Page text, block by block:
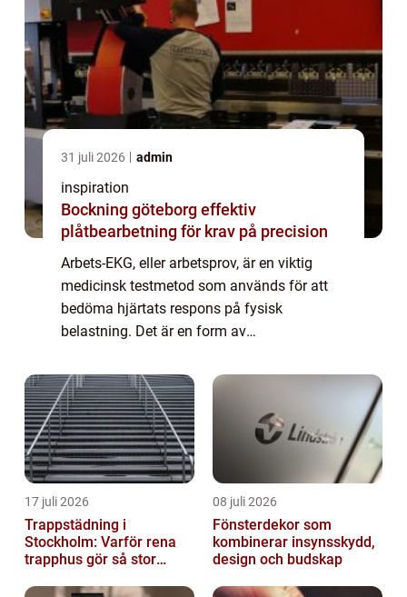
31 juli 2026 admin
inspiration
Bockning göteborg effektiv
plåtbearbetning för krav på precision
Arbets-EKG, eller arbetsprov, är en viktig
medicinsk testmetod som används för att
bedöma hjärtats respons på fysisk
belastning. Det är en form av
kontrollerade träningsförhållanden. I denna
artikel kommer vi...
17 juli 2026
Trappstädning i
Stockholm: Varför rena
trapphus gör så stor
08 juli 2026
Fönsterdekor som
kombinerar insynsskydd,
design och budskap